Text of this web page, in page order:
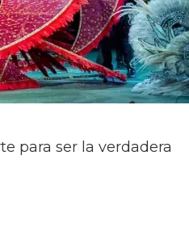
para ser la verdadera